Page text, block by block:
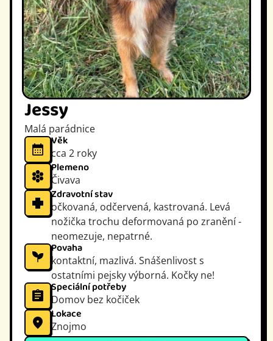
Jessy
Malá parádnice
Věk
cca 2 roky
Plemeno
Čivava
Zdravotní stav
očkovaná, odčervená, kastrovaná. Levá
nožička trochu deformovaná po zranění -
neomezuje, nepatrné.
Povaha
kontaktní, mazlivá. Snášenlivost s
ostatními pejsky výborná. Kočky ne!
Speciální potřeby
Domov bez kočiček
Lokace
Znojmo